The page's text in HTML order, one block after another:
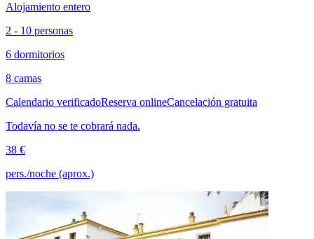
Alojamiento entero
2 - 10 personas
6 dormitorios
8 camas
Calendario verificadoReserva onlineCancelación gratuita
Todavía no se te cobrará nada.
38 €
pers./noche (aprox.)